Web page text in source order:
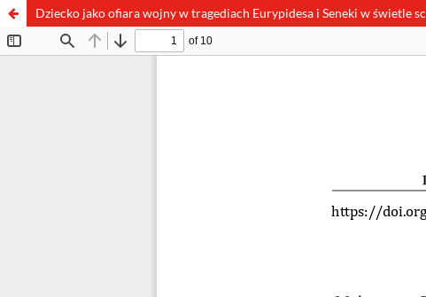
Dziecko jako ofiara wojny w tragediach Eurypidesa i Seneki w świetle